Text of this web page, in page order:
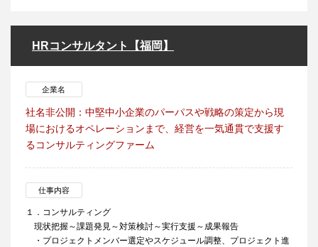
HRコンサルタント【福岡】
企業名
社名非公開：中堅中小企業のパーパスや戦略の策定から現
場におけるオペレーションまで、経営を一気通貫で支援す
るコンサルティングファーム
仕事内容
１．コンサルティング
現状把握～課題発見～対策検討～実行支援～成果報告
・プロジェクトメンバー選定やスケジュール調整、プロジェクト進